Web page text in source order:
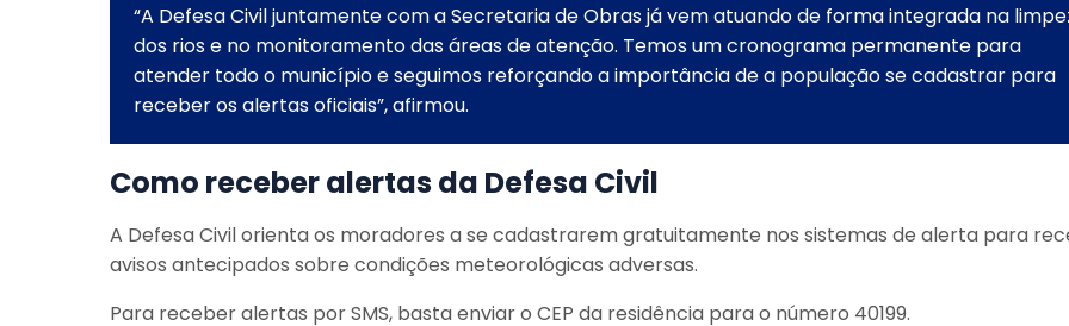
“A Defesa Civil juntamente com a Secretaria de Obras já vem atuando de forma integrada na
dos rios e no monitoramento das áreas de atenção. Temos um cronograma permanente para
atender todo o município e seguimos reforçando a importância de a população se cadastrar para
receber os alertas oficiais”, afirmou.
Como receber alertas da Defesa Civil
A Defesa Civil orienta os moradores a se cadastrarem gratuitamente nos sistemas de alerta para
avisos antecipados sobre condições meteorológicas adversas.
Para receber alertas por SMS, basta enviar o CEP da residência para o número 40199.